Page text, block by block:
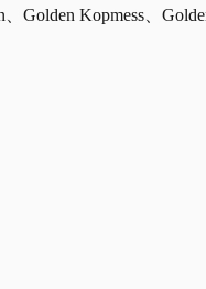
Kopmess、Golden